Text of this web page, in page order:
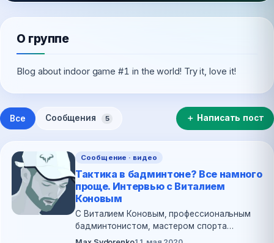
О группе
Blog about indoor game #1 in the world! Try it, love it!
Все Сообщения 5 ＋ Написать пост
Сообщение · видео
Тактика в бадминтоне? Все намного
проще. Интервью с Виталием
Коновым
С Виталием Коновым, профессиональным
бадминтонистом, мастером спорта
международного класса, многократным